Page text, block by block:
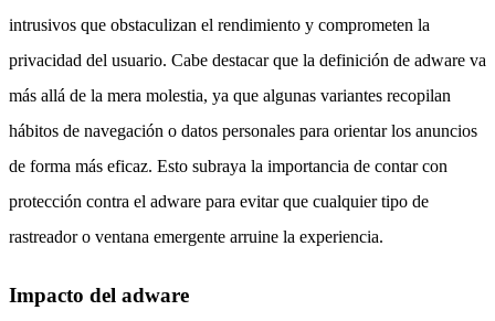
intrusivos que obstaculizan el rendimiento y comprometen la
privacidad del usuario. Cabe destacar que la definición de adware va
más allá de la mera molestia, ya que algunas variantes recopilan
hábitos de navegación o datos personales para orientar los anuncios
de forma más eficaz. Esto subraya la importancia de contar con
protección contra el adware para evitar que cualquier tipo de
rastreador o ventana emergente arruine la experiencia.
Impacto del adware